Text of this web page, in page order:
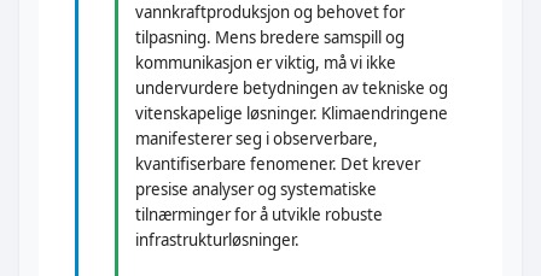
vannkraftproduksjon og behovet for
tilpasning. Mens bredere samspill og
kommunikasjon er viktig, må vi ikke
undervurdere betydningen av tekniske og
vitenskapelige løsninger. Klimaendringene
manifesterer seg i observerbare,
kvantifiserbare fenomener. Det krever
presise analyser og systematiske
tilnærminger for å utvikle robuste
infrastrukturløsninger.